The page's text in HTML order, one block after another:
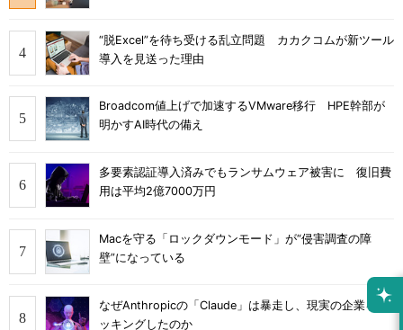
“脱Excel”を待ち受ける乱立問題 カカクコムが新ツール
導入を見送った理由
Broadcom値上げで加速するVMware移行 HPE幹部が
明かすAI時代の備え
多要素認証導入済みでもランサムウェア被害に 復旧費
用は平均2億7000万円
Macを守る「ロックダウンモード」が“侵害調査の障
壁”になっている
なぜAnthropicの「Claude」は暴走し、現実の企業をハ
ッキングしたのか